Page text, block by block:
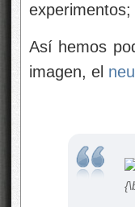
Así hemos
imagen, el